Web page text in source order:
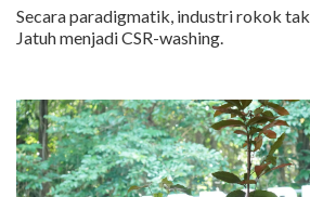
Secara paradigmatik, industri rokok tak
Jatuh menjadi CSR-washing.